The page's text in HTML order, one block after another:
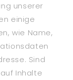
unserer
einige
wie Name,
Sind
Inhalte